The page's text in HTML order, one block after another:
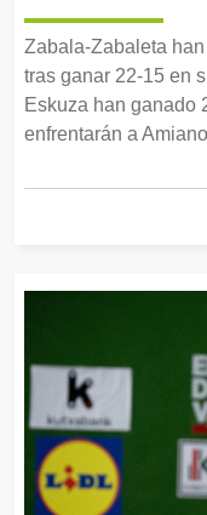
Zabala-Zabaleta
tras ganar 22-15 en
Eskuza han ganado
enfrentarán a